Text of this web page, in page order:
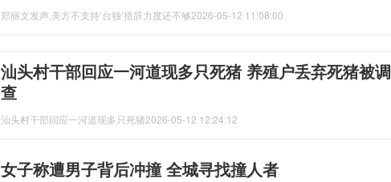
郑丽文发声,美方不支持‘台独’措辞力度还不够2026-05-12 11:08:00
汕头村干部回应一河道现多只死猪 养殖户丢弃死猪被调
查
汕头村干部回应一河道现多只死猪2026-05-12 12:24:12
女子称遭男子背后冲撞 全城寻找撞人者